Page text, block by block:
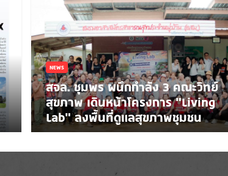
NEWS
สจล. ชุมพร ผนึกกำลัง 3 คณะวิทย์
สุขภาพ เดินหน้าโครงการ “Living
Lab” ลงพื้นที่ดูแลสุขภาพชุมชน